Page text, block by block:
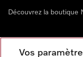
Découvrez la boutique
Newsletter
Vos